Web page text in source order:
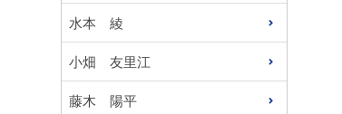
水本 綾
小畑 友里江
藤木 陽平